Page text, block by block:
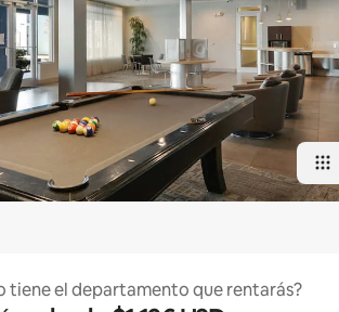
tiene el departamento que rentarás?